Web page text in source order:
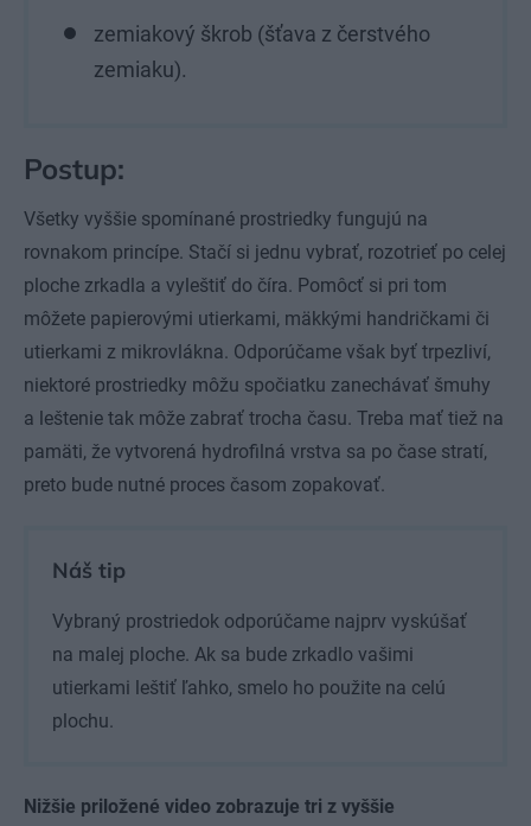
zemiakový škrob (šťava z čerstvého
zemiaku).
Postup:
Všetky vyššie spomínané prostriedky fungujú na
rovnakom princípe. Stačí si jednu vybrať, rozotrieť po celej
ploche zrkadla a vyleštiť do číra. Pomôcť si pri tom
môžete papierovými utierkami, mäkkými handričkami či
utierkami z mikrovlákna. Odporúčame však byť trpezliví,
niektoré prostriedky môžu spočiatku zanechávať šmuhy
a leštenie tak môže zabrať trocha času. Treba mať tiež na
pamäti, že vytvorená hydrofilná vrstva sa po čase stratí,
preto bude nutné proces časom zopakovať.
Náš tip
Vybraný prostriedok odporúčame najprv vyskúšať
na malej ploche. Ak sa bude zrkadlo vašimi
utierkami leštiť ľahko, smelo ho použite na celú
plochu.
Nižšie priložené video zobrazuje tri z vyššie